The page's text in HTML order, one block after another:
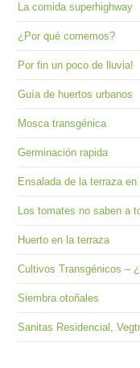
La comida superhighway
¿Por qué comemos?
Por fin un poco de lluvia!
Guía de huertos urbanos
Mosca transgénica
Germinación rapida
Ensalada de la terraza en
Los tomates no saben a
Huerto en la terraza
Cultivos Transgénicos –
Siembra otoñales
Sanitas Residencial,